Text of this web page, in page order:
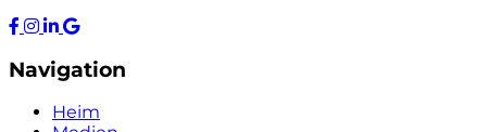
Navigation
Heim